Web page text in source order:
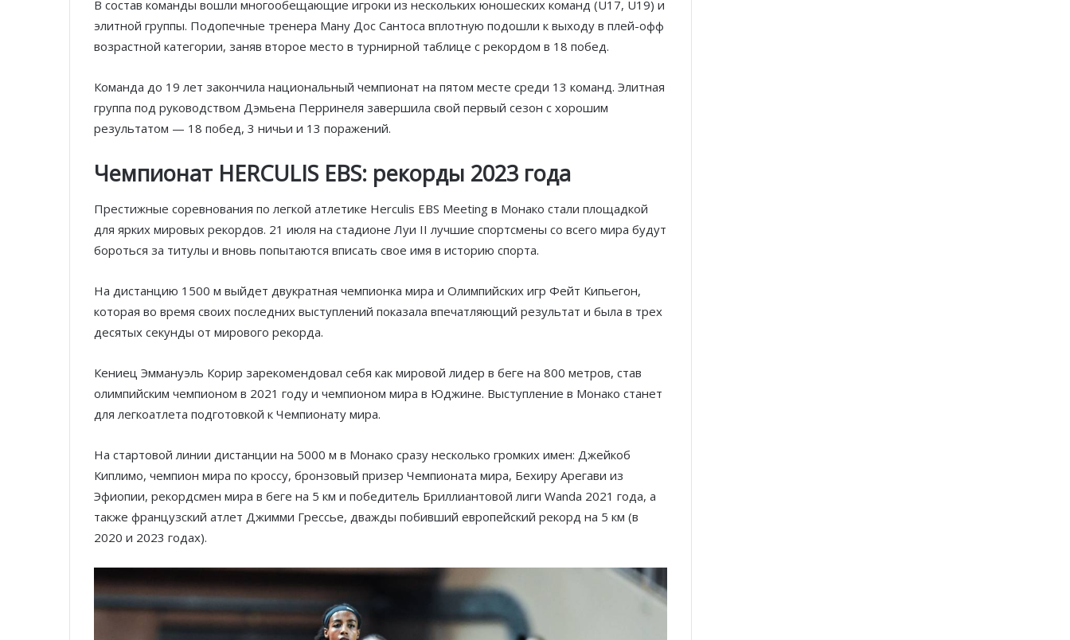
В состав команды вошли многообещающие игроки из нескольких юношеских команд (U17, U19) и
элитной группы. Подопечные тренера Ману Дос Сантоса вплотную подошли к выходу в плей-офф
возрастной категории, заняв второе место в турнирной таблице с рекордом в 18 побед.
Команда до 19 лет закончила национальный чемпионат на пятом месте среди 13 команд. Элитная
группа под руководством Дэмьена Перринеля завершила свой первый сезон с хорошим
результатом — 18 побед, 3 ничьи и 13 поражений.
Чемпионат HERCULIS EBS: рекорды 2023 года
Престижные соревнования по легкой атлетике Herculis EBS Meeting в Монако стали площадкой
для ярких мировых рекордов. 21 июля на стадионе Луи II лучшие спортсмены со всего мира будут
бороться за титулы и вновь попытаются вписать свое имя в историю спорта.
На дистанцию 1500 м выйдет двукратная чемпионка мира и Олимпийских игр Фейт Кипьегон,
которая во время своих последних выступлений показала впечатляющий результат и была в трех
десятых секунды от мирового рекорда.
Кениец Эммануэль Корир зарекомендовал себя как мировой лидер в беге на 800 метров, став
олимпийским чемпионом в 2021 году и чемпионом мира в Юджине. Выступление в Монако станет
для легкоатлета подготовкой к Чемпионату мира.
На стартовой линии дистанции на 5000 м в Монако сразу несколько громких имен: Джейкоб
Киплимо, чемпион мира по кроссу, бронзовый призер Чемпионата мира, Бехиру Арегави из
Эфиопии, рекордсмен мира в беге на 5 км и победитель Бриллиантовой лиги Wanda 2021 года, а
также французский атлет Джимми Грессье, дважды побивший европейский рекорд на 5 км (в
2020 и 2023 годах).